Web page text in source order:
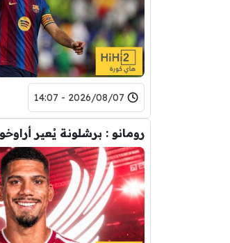
2026/08/07 - 14:07